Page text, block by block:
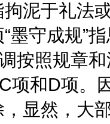
拘泥于礼法
墨守成规”
按照规章
项和D项。
显然，大